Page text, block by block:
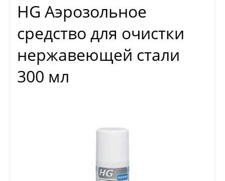
HG Аэрозольное
средство для очистки
нержавеющей стали
300 мл